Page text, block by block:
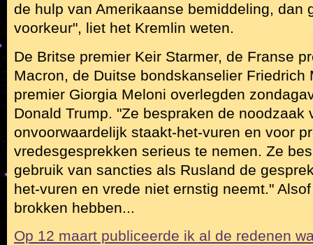
de hulp van Amerikaanse bemiddeling, dan
voorkeur", liet het Kremlin weten.
De Britse premier Keir Starmer, de Franse
Macron, de Duitse bondskanselier Friedrich
premier Giorgia Meloni overlegden
Donald Trump. "Ze bespraken de noodzaak
onvoorwaardelijk staakt-het-vuren en voor
vredesgesprekken serieus te nemen. Ze
gebruik van sancties als Rusland de
het-vuren en vrede niet ernstig neemt."
brokken hebben...
Op 12 maart publiceerde ik al de redenen